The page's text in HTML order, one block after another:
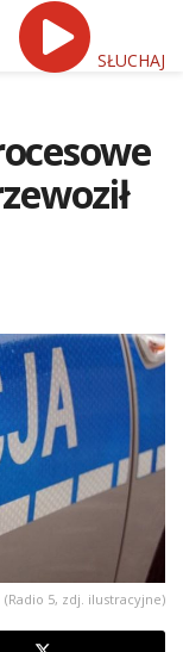
SŁUCHAJ
(Radio 5, zdj. ilustracyjne)